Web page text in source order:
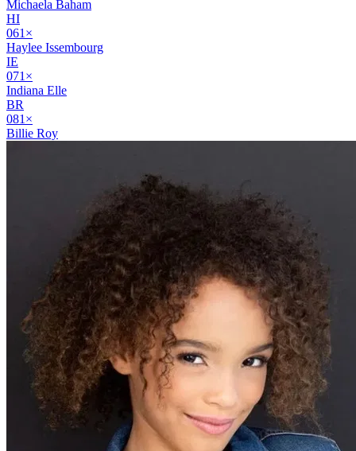
Michaela Baham
HI
061 ×
Haylee Issembourg
IE
071 ×
Indiana Elle
BR
081 ×
Billie Roy